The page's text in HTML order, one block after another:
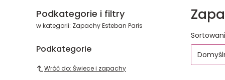
Podkategorie i filtry
w kategorii: Zapachy Esteban Paris
Podkategorie
Wróć do: Świece i zapachy
Lista